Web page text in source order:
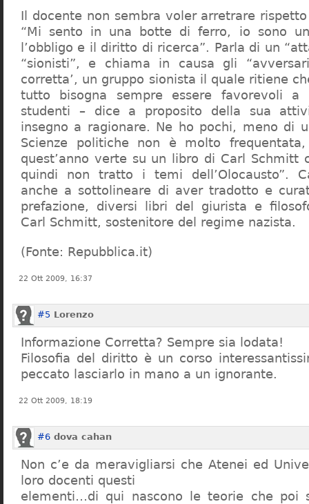
Il docente non sembra voler arretrare
“Mi sento in una botte di ferro, io sono
l’obbligo e il diritto di ricerca”. Parla di un
“sionisti”, e chiama in causa gli
corretta’, un gruppo sionista il quale ritiene
tutto bisogna sempre essere favorevoli a
studenti – dice a proposito della sua
insegno a ragionare. Ne ho pochi, meno di
Scienze politiche non è molto
quest’anno verte su un libro di Carl Schmitt
quindi non tratto i temi dell’Olocausto”.
anche a sottolineare di aver tradotto e
prefazione, diversi libri del giurista e
Carl Schmitt, sostenitore del regime nazista.
(Fonte: Repubblica.it)
22 Ott 2009, 16:37
#5 Lorenzo
Informazione Corretta? Sempre sia lodata!
Filosofia del diritto è un corso
peccato lasciarlo in mano a un ignorante.
22 Ott 2009, 18:19
#6 dova cahan
Non c’e da meravigliarsi che Atenei ed
loro docenti questi
elementi…di qui nascono le teorie che poi